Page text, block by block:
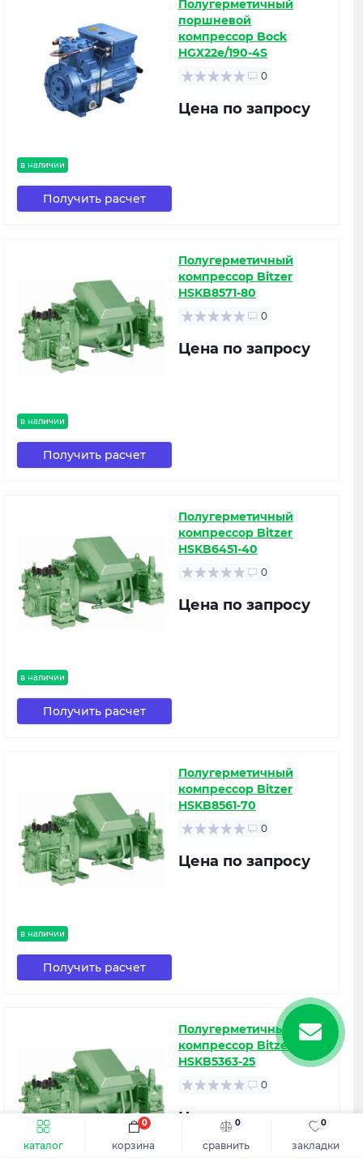
каталог сравнить
0
закладки
0
корзина
0
в наличии
Полугерметичный
поршневой
компрессор Bock
HGX22e/190-4S
0
Цена по запросу
Получить расчет
в наличии
Полугерметичный
компрессор Bitzer
HSKB8571-80
0
Цена по запросу
Получить расчет
в наличии
Полугерметичный
компрессор Bitzer
HSKB6451-40
0
Цена по запросу
Получить расчет
в наличии
Полугерметичный
компрессор Bitzer
HSKB8561-70
0
Цена по запросу
Получить расчет
Полугерметичный
компрессор Bitzer
HSKB5363-25
0
Цена по запросу